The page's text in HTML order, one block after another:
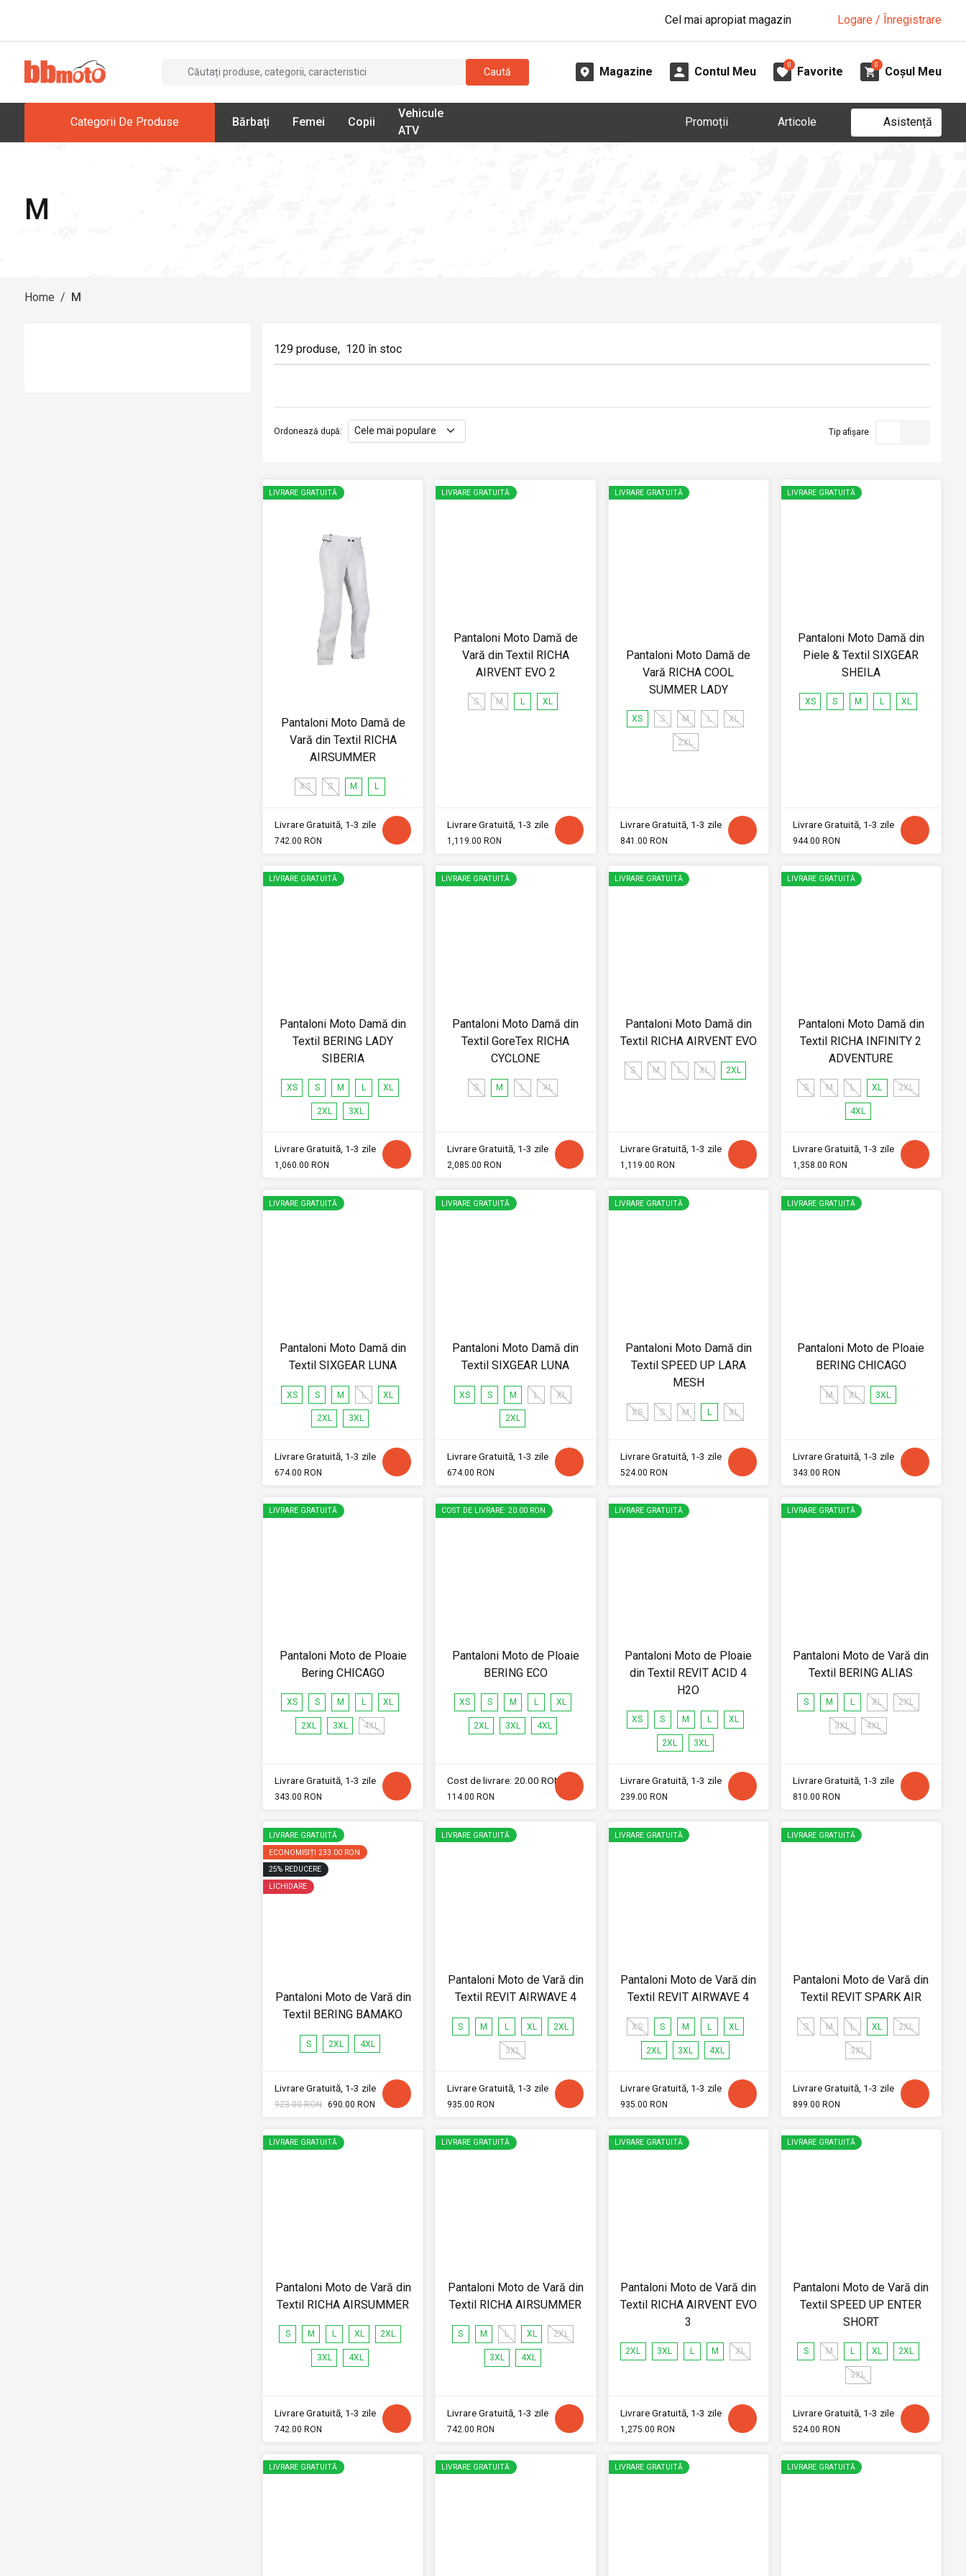
Cel mai apropiat magazin Logare / Înregistrare
Caută Magazine Contul Meu
0
Favorite
0
Coșul Meu
Categorii De Produse Bărbați Femei Copii
Vehicule
ATV
Promoții Articole Asistență
M
Home / M
129 produse, 120 în stoc
Ordonează după: Tip afișare
LIVRARE GRATUITĂ
Pantaloni Moto Damă de
Vară din Textil RICHA
AIRSUMMER
XS S M L
Livrare Gratuită, 1-3 zile
742.00 RON
LIVRARE GRATUITĂ
Pantaloni Moto Damă de
Vară din Textil RICHA
AIRVENT EVO 2
S M L XL
Livrare Gratuită, 1-3 zile
1,119.00 RON
LIVRARE GRATUITĂ
Pantaloni Moto Damă de
Vară RICHA COOL
SUMMER LADY
XS S M L XL
2XL
Livrare Gratuită, 1-3 zile
841.00 RON
LIVRARE GRATUITĂ
Pantaloni Moto Damă din
Piele & Textil SIXGEAR
SHEILA
XS S M L XL
Livrare Gratuită, 1-3 zile
944.00 RON
LIVRARE GRATUITĂ
Pantaloni Moto Damă din
Textil BERING LADY
SIBERIA
XS S M L XL
2XL 3XL
Livrare Gratuită, 1-3 zile
1,060.00 RON
LIVRARE GRATUITĂ
Pantaloni Moto Damă din
Textil GoreTex RICHA
CYCLONE
S M L XL
Livrare Gratuită, 1-3 zile
2,085.00 RON
LIVRARE GRATUITĂ
Pantaloni Moto Damă din
Textil RICHA AIRVENT EVO
S M L XL 2XL
Livrare Gratuită, 1-3 zile
1,119.00 RON
LIVRARE GRATUITĂ
Pantaloni Moto Damă din
Textil RICHA INFINITY 2
ADVENTURE
S M L XL 2XL
4XL
Livrare Gratuită, 1-3 zile
1,358.00 RON
LIVRARE GRATUITĂ
Pantaloni Moto Damă din
Textil SIXGEAR LUNA
XS S M L XL
2XL 3XL
Livrare Gratuită, 1-3 zile
674.00 RON
LIVRARE GRATUITĂ
Pantaloni Moto Damă din
Textil SIXGEAR LUNA
XS S M L XL
2XL
Livrare Gratuită, 1-3 zile
674.00 RON
LIVRARE GRATUITĂ
Pantaloni Moto Damă din
Textil SPEED UP LARA
MESH
XS S M L XL
Livrare Gratuită, 1-3 zile
524.00 RON
LIVRARE GRATUITĂ
Pantaloni Moto de Ploaie
BERING CHICAGO
M XL 3XL
Livrare Gratuită, 1-3 zile
343.00 RON
LIVRARE GRATUITĂ
Pantaloni Moto de Ploaie
Bering CHICAGO
XS S M L XL
2XL 3XL 4XL
Livrare Gratuită, 1-3 zile
343.00 RON
COST DE LIVRARE: 20.00 RON
Pantaloni Moto de Ploaie
BERING ECO
XS S M L XL
2XL 3XL 4XL
Cost de livrare: 20.00 RON
114.00 RON
LIVRARE GRATUITĂ
Pantaloni Moto de Ploaie
din Textil REVIT ACID 4
H2O
XS S M L XL
2XL 3XL
Livrare Gratuită, 1-3 zile
239.00 RON
LIVRARE GRATUITĂ
Pantaloni Moto de Vară din
Textil BERING ALIAS
S M L XL 2XL
3XL 4XL
Livrare Gratuită, 1-3 zile
810.00 RON
LIVRARE GRATUITĂ
ECONOMISIȚI 233.00 RON
25% REDUCERE
LICHIDARE
Pantaloni Moto de Vară din
Textil BERING BAMAKO
S 2XL 4XL
Livrare Gratuită, 1-3 zile
923.00 RON 690.00 RON
LIVRARE GRATUITĂ
Pantaloni Moto de Vară din
Textil REVIT AIRWAVE 4
S M L XL 2XL
3XL
Livrare Gratuită, 1-3 zile
935.00 RON
LIVRARE GRATUITĂ
Pantaloni Moto de Vară din
Textil REVIT AIRWAVE 4
XS S M L XL
2XL 3XL 4XL
Livrare Gratuită, 1-3 zile
935.00 RON
LIVRARE GRATUITĂ
Pantaloni Moto de Vară din
Textil REVIT SPARK AIR
S M L XL 2XL
3XL
Livrare Gratuită, 1-3 zile
899.00 RON
LIVRARE GRATUITĂ
Pantaloni Moto de Vară din
Textil RICHA AIRSUMMER
S M L XL 2XL
3XL 4XL
Livrare Gratuită, 1-3 zile
742.00 RON
LIVRARE GRATUITĂ
Pantaloni Moto de Vară din
Textil RICHA AIRSUMMER
S M L XL 2XL
3XL 4XL
Livrare Gratuită, 1-3 zile
742.00 RON
LIVRARE GRATUITĂ
Pantaloni Moto de Vară din
Textil RICHA AIRVENT EVO
3
2XL 3XL L M XL
Livrare Gratuită, 1-3 zile
1,275.00 RON
LIVRARE GRATUITĂ
Pantaloni Moto de Vară din
Textil SPEED UP ENTER
SHORT
S M L XL 2XL
3XL
Livrare Gratuită, 1-3 zile
524.00 RON
LIVRARE GRATUITĂ LIVRARE GRATUITĂ LIVRARE GRATUITĂ LIVRARE GRATUITĂ